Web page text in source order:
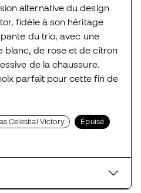
alternative du design
fidèle à son héritage
du trio, avec une
blanc, de rose et de citron
de la chaussure.
parfait pour cette fin de
Celestial Victory Épuisé